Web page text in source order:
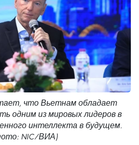
что Вьетнам обладает
одним из мировых лидеров в
интеллекта в будущем.
NIC/ВИА)